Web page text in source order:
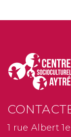
1 rue Albert